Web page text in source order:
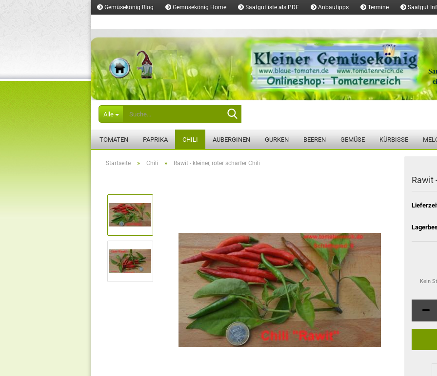
Gemüsekönig Blog Gemüsekönig Home Saatgutliste als PDF Anbautipps Termine Saatgut
Alle
TOMATEN PAPRIKA CHILI AUBERGINEN GURKEN BEEREN GEMÜSE KÜRBISSE
Startseite » Chili » Rawit - kleiner, roter scharfer Chili
Rawit
Kein